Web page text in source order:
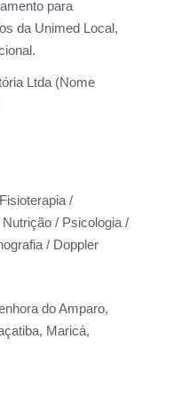
para
da Unimed Local,
Ltda (Nome
/
/ Psicologia /
/ Doppler
do Amparo,
Maricá,